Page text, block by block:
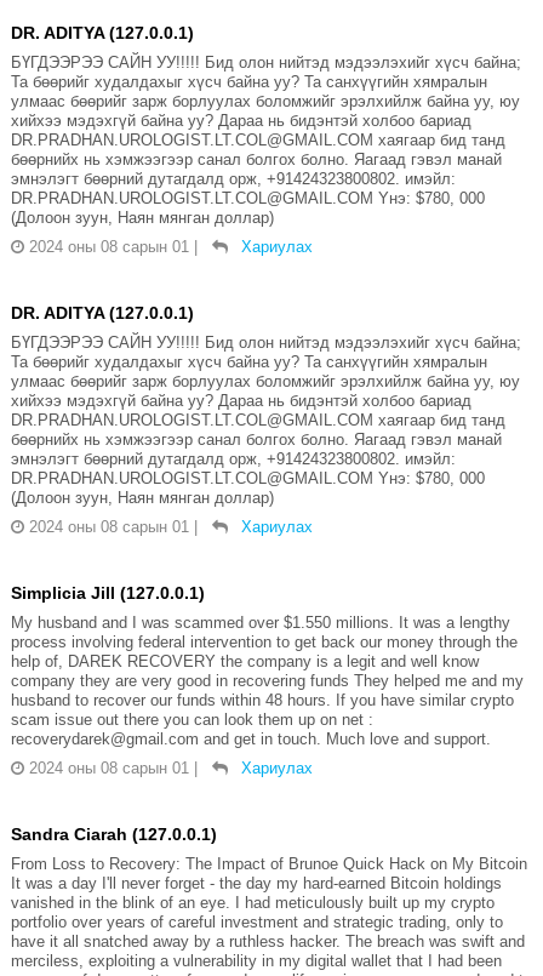
DR. ADITYA (127.0.0.1)
БҮГДЭЭРЭЭ САЙН УУ!!!!! Бид олон нийтэд мэдээлэхийг хүсч байна;
Та бөөрийг худалдахыг хүсч байна уу? Та санхүүгийн хямралын
улмаас бөөрийг зарж борлуулах боломжийг эрэлхийлж байна уу, юу
хийхээ мэдэхгүй байна уу? Дараа нь бидэнтэй холбоо бариад
DR.PRADHAN.UROLOGIST.LT.COL@GMAIL.COM хаягаар бид танд
бөөрнийх нь хэмжээгээр санал болгох болно. Яагаад гэвэл манай
эмнэлэгт бөөрний дутагдалд орж, +91424323800802. имэйл:
DR.PRADHAN.UROLOGIST.LT.COL@GMAIL.COM Yнэ: $780, 000
(Долоон зуун, Наян мянган доллар)
2024 оны 08 сарын 01
Хариулах
DR. ADITYA (127.0.0.1)
БҮГДЭЭРЭЭ САЙН УУ!!!!! Бид олон нийтэд мэдээлэхийг хүсч байна;
Та бөөрийг худалдахыг хүсч байна уу? Та санхүүгийн хямралын
улмаас бөөрийг зарж борлуулах боломжийг эрэлхийлж байна уу, юу
хийхээ мэдэхгүй байна уу? Дараа нь бидэнтэй холбоо бариад
DR.PRADHAN.UROLOGIST.LT.COL@GMAIL.COM хаягаар бид танд
бөөрнийх нь хэмжээгээр санал болгох болно. Яагаад гэвэл манай
эмнэлэгт бөөрний дутагдалд орж, +91424323800802. имэйл:
DR.PRADHAN.UROLOGIST.LT.COL@GMAIL.COM Yнэ: $780, 000
(Долоон зуун, Наян мянган доллар)
2024 оны 08 сарын 01
Хариулах
Simplicia Jill (127.0.0.1)
My husband and I was scammed over $1.550 millions. It was a lengthy
process involving federal intervention to get back our money through the
help of, DAREK RECOVERY the company is a legit and well know
company they are very good in recovering funds They helped me and my
husband to recover our funds within 48 hours. If you have similar crypto
scam issue out there you can look them up on net :
recoverydarek@gmail.com and get in touch. Much love and support.
2024 оны 08 сарын 01
Хариулах
Sandra Ciarah (127.0.0.1)
From Loss to Recovery: The Impact of Brunoe Quick Hack on My Bitcoin
It was a day I'll never forget - the day my hard-earned Bitcoin holdings
vanished in the blink of an eye. I had meticulously built up my crypto
portfolio over years of careful investment and strategic trading, only to
have it all snatched away by a ruthless hacker. The breach was swift and
merciless, exploiting a vulnerability in my digital wallet that I had been